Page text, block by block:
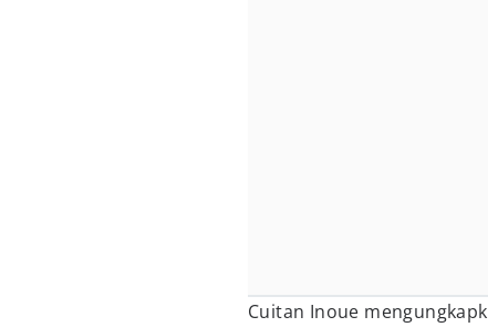
Cuitan Inoue